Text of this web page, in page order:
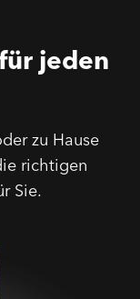
jeden
zu Hause
richtigen
Sie.